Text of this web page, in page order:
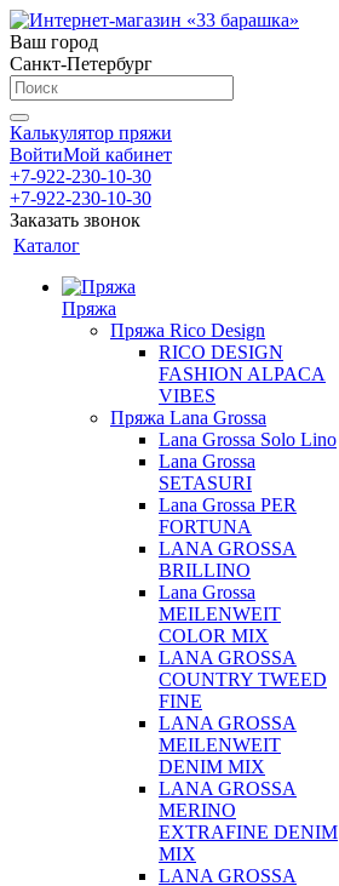
Ваш город
Санкт-Петербург
Калькулятор пряжи
ВойтиМой кабинет
+7-922-230-10-30
+7-922-230-10-30
Заказать звонок
Каталог
Пряжа
Пряжа Rico Design
RICO DESIGN
FASHION ALPACA
VIBES
Пряжа Lana Grossa
Lana Grossa Solo Lino
Lana Grossa
SETASURI
Lana Grossa PER
FORTUNA
LANA GROSSA
BRILLINO
Lana Grossa
MEILENWEIT
COLOR MIX
LANA GROSSA
COUNTRY TWEED
FINE
LANA GROSSA
MEILENWEIT
DENIM MIX
LANA GROSSA
MERINO
EXTRAFINE DENIM
MIX
LANA GROSSA